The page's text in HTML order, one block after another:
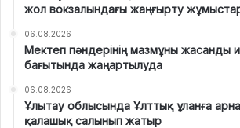
жол вокзалындағы жаңғырту
06.08.2026
Мектеп пәндерінің мазмұны жасанды
бағытында жаңартылуда
06.08.2026
Ұлытау облысында Ұлттық ұланға
қалашық салынып жатыр